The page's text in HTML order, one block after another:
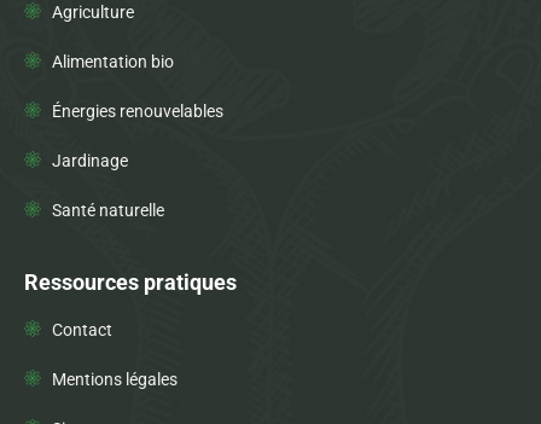
Agriculture
Alimentation bio
Énergies renouvelables
Jardinage
Santé naturelle
Ressources pratiques
Contact
Mentions légales